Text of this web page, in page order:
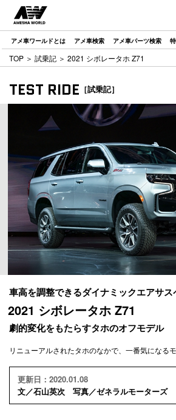
アメ車ワールドとは アメ車検索 アメ車パーツ検索
TOP ＞ 試乗記 ＞ 2021 シボレータホ Z71
TEST RIDE ［試乗記］
車高を調整できるダイナミックエアサ
2021 シボレータホ Z71
劇的変化をもたらすタホのオフモデル
リニューアルされたタホのなかで、一番気になる
更新日：2020.01.08
文／石山英次 写真／ゼネラルモーターズ